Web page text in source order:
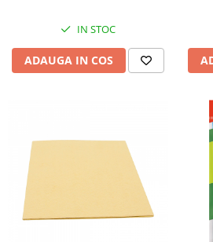
IN STOC
ADAUGA IN COS